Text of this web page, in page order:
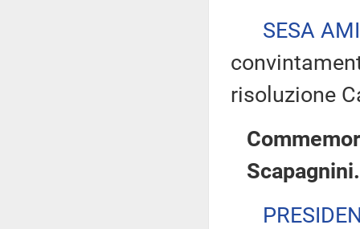
SESA
risoluzione
Scapagnini.